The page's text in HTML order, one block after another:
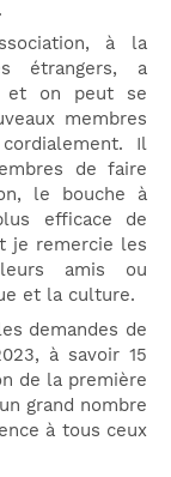
à la
étrangers, a
et on peut se
membres
Il
de faire
le bouche à
efficace de
je remercie les
amis ou
et la culture.
demandes de
à savoir 15
de la première
grand nombre
à tous ceux